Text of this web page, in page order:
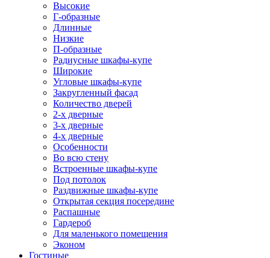
Высокие
Г-образные
Длинные
Низкие
П-образные
Радиусные шкафы-купе
Широкие
Угловые шкафы-купе
Закругленный фасад
Количество дверей
2-х дверные
3-х дверные
4-х дверные
Особенности
Во всю стену
Встроенные шкафы-купе
Под потолок
Раздвижные шкафы-купе
Открытая секция посередине
Распашные
Гардероб
Для маленького помещения
Эконом
Гостиные